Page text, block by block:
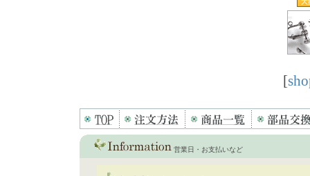
[
営業日・お支払いなど